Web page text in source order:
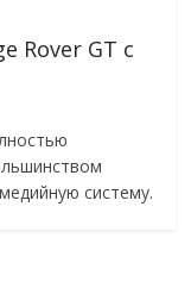
Rover GT с
систему.